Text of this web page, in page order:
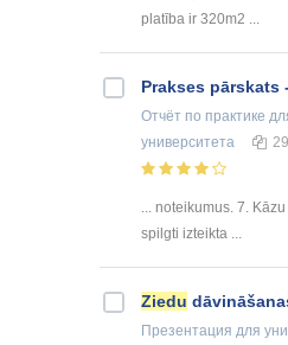
platība ir 320m2 ...
Prakses pārskats
Отчёт по практике
университета
29
... noteikumus. 7. Kāzu
spilgti izteikta ...
Ziedu
Презентация для